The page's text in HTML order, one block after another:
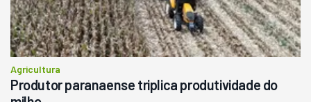
Agricultura
Produtor paranaense triplica produtividade do